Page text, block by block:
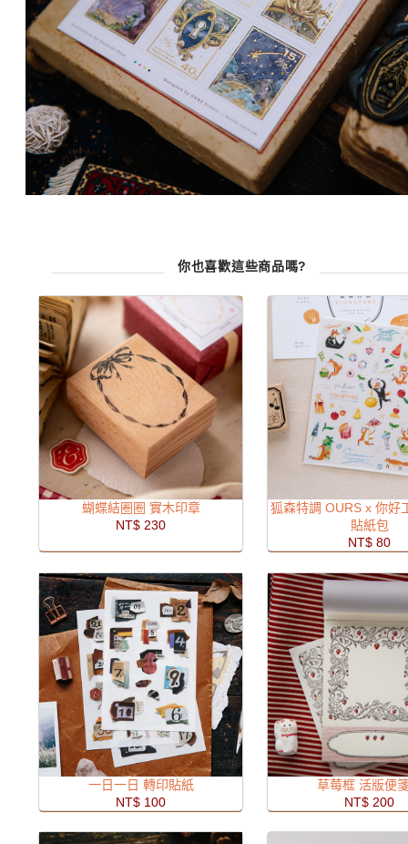
你也喜歡這些商品嗎?
蝴蝶結圈圈 實木印章
NT$ 230
狐森特調 OURS x 你好
貼紙包
NT$ 80
一日一日 轉印貼紙
NT$ 100
草莓框 活版便
NT$ 200